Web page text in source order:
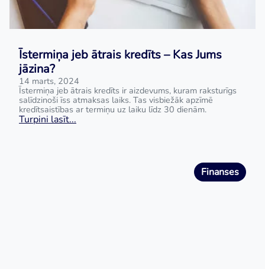
Īstermiņa jeb ātrais kredīts – Kas Jums
jāzina?
14 marts, 2024
Īstermiņa jeb ātrais kredīts ir aizdevums, kuram raksturīgs
salīdzinoši īss atmaksas laiks. Tas visbiežāk apzīmē
kredītsaistības ar termiņu uz laiku līdz 30 dienām.
Turpini lasīt...
Finanses